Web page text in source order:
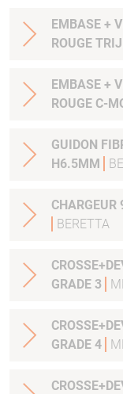
EMBASE +
ROUGE
EMBASE +
ROUGE C-
GUIDON
H6.5MM
BERETTA
GRADE 3
GRADE 4